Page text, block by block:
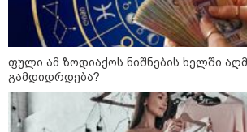
პოლიტიკა
ფული ამ ზოდიაქოს ნიშნების ხელში
გამდიდრდება?